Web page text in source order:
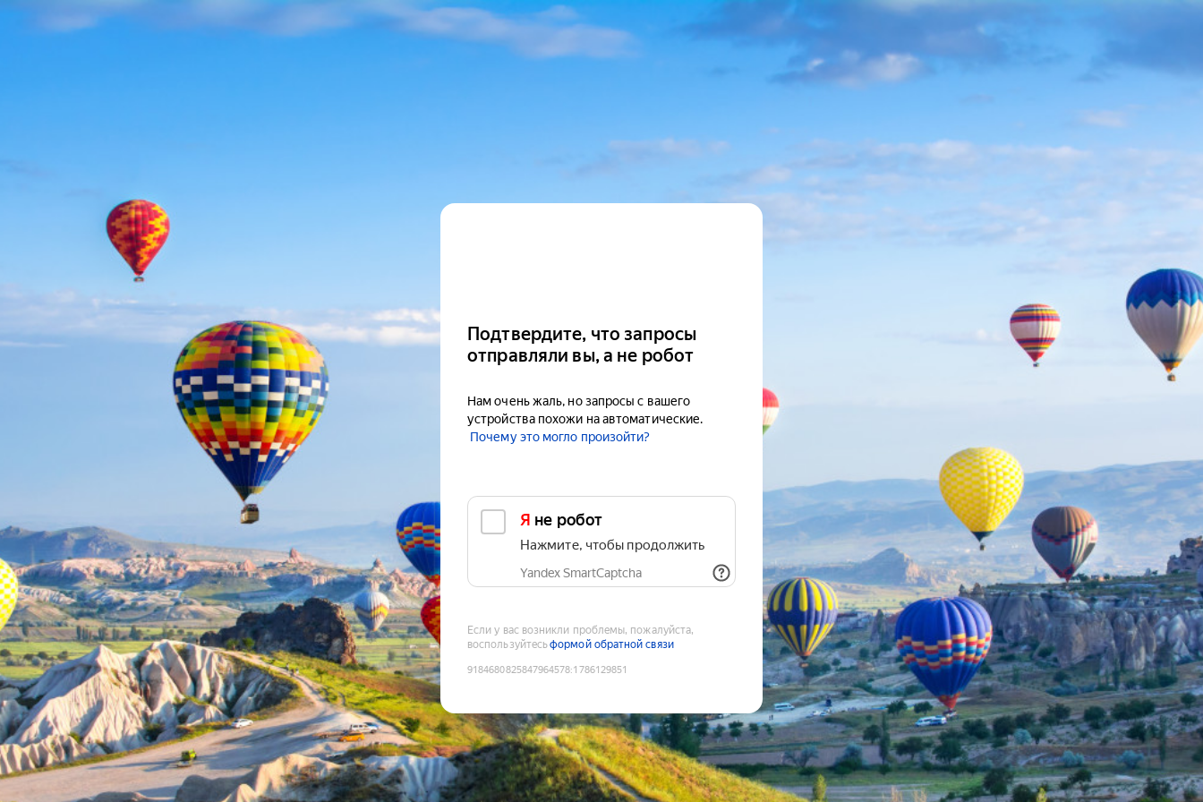
Подтвердите, что запросы
отправляли вы, а не робот
Нам очень жаль, но запросы с вашего
устройства похожи на автоматические.
Почему это могло произойти?
Я не робот
Нажмите, чтобы продолжить
Yandex SmartCaptcha
Если у вас возникли проблемы, пожалуйста,
воспользуйтесьформой обратной связи
9184680825847964578:1786129851